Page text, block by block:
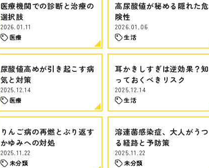
医療機関での診断と治療の
選択肢
2026.01.11
医療
高尿酸値が秘める隠れた危
険性
2026.01.06
生活
尿酸値高めが引き起こす病
気と対策
2025.12.14
医療
耳かきしすぎは逆効果？知
っておくべきリスク
2025.12.14
生活
りんご病の再燃とぶり返す
かゆみへの対処
2025.11.22
未分類
溶連菌感染症、大人がうつ
る経路と予防策
2025.11.22
未分類